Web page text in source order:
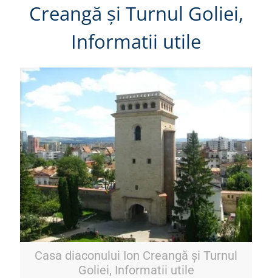
Creangă și Turnul Goliei,
Informatii utile
Casa diaconului Ion Creangă și Turnul
Goliei, Informatii utile